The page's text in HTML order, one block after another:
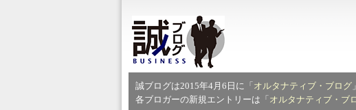
誠ブログは2015年4月6日に「 オルタナティブ・ブログ
各ブロガーの新規エントリーは「 オルタナティブ・ブ